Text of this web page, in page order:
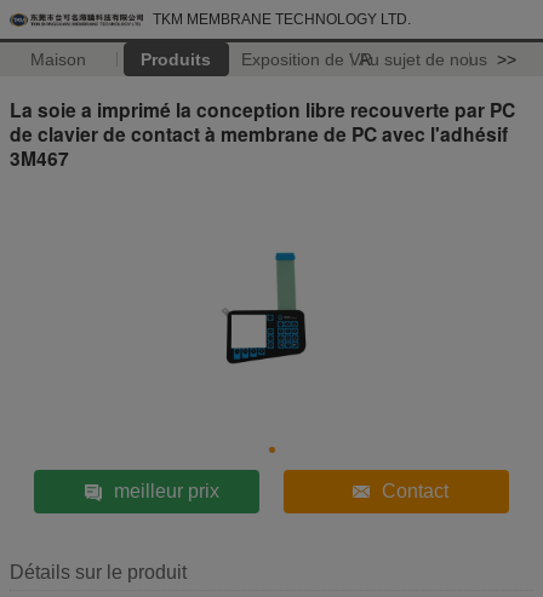
TKM MEMBRANE TECHNOLOGY LTD.
Maison Produits Exposition de VRAu sujet de nous >>
La soie a imprimé la conception libre recouverte par PC
de clavier de contact à membrane de PC avec l'adhésif
3M467
meilleur prix Contact
Détails sur le produit